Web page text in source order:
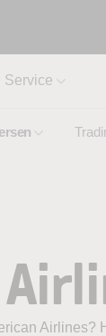
Service
Airlines?